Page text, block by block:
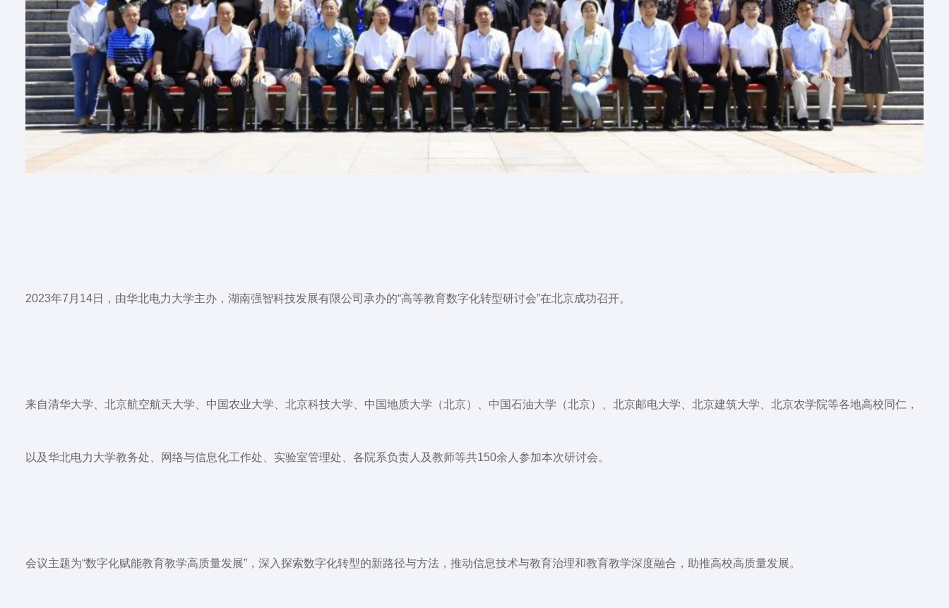
2023年7月14日，由华北电力大学主办，湖南强智科技发展有限公司承办的“高等教育数字化转型研讨会”在北京成功召开。
来自清华大学、北京航空航天大学、中国农业大学、北京科技大学、中国地质大学（北京）、中国石油大学（北京）、北京邮电大学、北京建筑大学、北京农学院等各地高校同仁，
以及华北电力大学教务处、网络与信息化工作处、实验室管理处、各院系负责人及教师等共150余人参加本次研讨会。
会议主题为“数字化赋能教育教学高质量发展”，深入探索数字化转型的新路径与方法，推动信息技术与教育治理和教育教学深度融合，助推高校高质量发展。